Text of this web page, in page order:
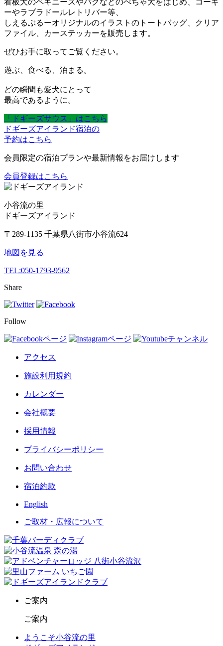
ーやラブラドールレトリバー等、
しえるぶるーオリジナルのイラストのトートバッグ、クリア
ファイル、カーステッカーを販売します。
ぜひお手に取ってご覧ください。
遊ぶ、食べる、泊まる。
どの瞬間も愛犬にとって
最高であるように。
「ドギーズサウス」はこちら
ドギーズアイランド宿泊の
予約はこちら
会員限定の宿泊プランや最新情報をお届けします
会員登録はこちら
小谷流の里
ドギーズアイランド
〒289-1135 千葉県八街市小谷流624
地図を見る
TEL:050-1793-9562
Share
Follow
アクセス
施設利用規約
カレンダー
会社概要
採用情報
プライバシーポリシー
お問い合わせ
宿泊約款
English
ご取材・広報について
ご案内
ご案内
ようこそ小谷流の里